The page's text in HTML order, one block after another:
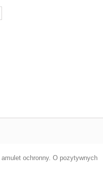
ochronny. O pozytywnych